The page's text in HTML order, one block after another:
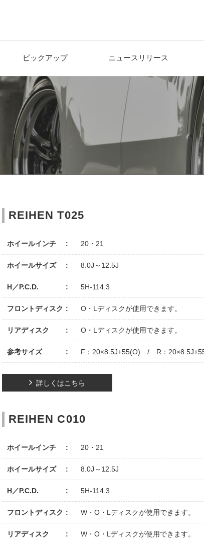
ピックアップ ニュースリリース
REIHEN T025
ホイールインチ 20・21
ホイールサイズ 8.0J～12.5J
H／P.C.D. 5H-114.3
フロントディスク O・Lディスクが使用できます。
リアディスク O・Lディスクが使用できます。
参考サイズ F：20×8.5J+55(O) / R：
詳しくはこちら
REIHEN C010
ホイールインチ 20・21
ホイールサイズ 8.0J～12.5J
H／P.C.D. 5H-114.3
フロントディスク W・O・Lディスクが使用できます。
リアディスク W・O・Lディスクが使用できます。